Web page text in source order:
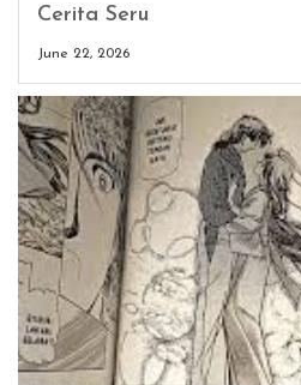
Cerita Seru
June 22, 2026